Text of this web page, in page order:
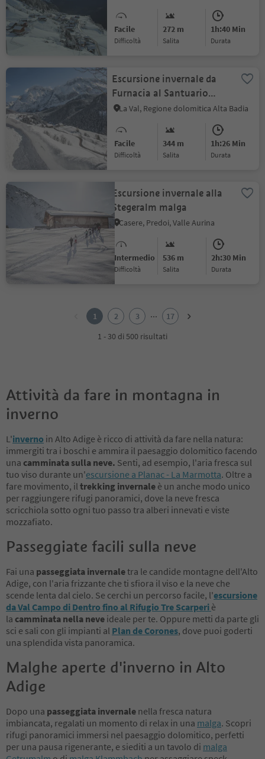
Facile
Difficoltà
272 m
Salita
1h:40 Min
durata
Escursione invernale da
Furnacia al Santuario
Santa Croce
La Val, Regione dolomitica Alta Badia
Facile
Difficoltà
344 m
Salita
1h:26 Min
durata
Escursione invernale alla
Stegeralm malga
Casere, Predoi, Valle Aurina
Intermedio
Difficoltà
536 m
Salita
2h:30 Min
durata
9
10
11
13
14
15
16
17
1 2 3 ...
17
1 - 30 di 500 risultati
Attività da fare in montagna in
inverno
L'inverno in Alto Adige è ricco di attività da fare nella natura:
immergiti tra i boschi e ammira il paesaggio dolomitico facendo
una camminata sulla neve. Senti, ad esempio, l'aria fresca sul
tuo viso durante un'escursione a Planac - La Marmotta. Oltre a
fare movimento, il trekking invernale è un anche modo unico
per raggiungere rifugi panoramici, dove la neve fresca
scricchiola sotto ogni tuo passo tra alberi innevati e viste
mozzafiato.
Passeggiate facili sulla neve
Fai una passeggiata invernaletra le candide montagne dell'Alto
Adige, con l'aria frizzante che ti sfiora il viso e la neve che
scende lenta dal cielo. Se cerchi un percorso facile, l'escursione
da Val Campo di Dentro fino al Rifugio Tre Scarperi è
la camminata nella neve ideale per te. Oppure metti da parte gli
sci e sali con gli impianti al Plan de Corones, dove puoi goderti
una splendida vista panoramica.
Malghe aperte d'inverno in Alto
Adige
Dopo una passeggiata invernale nella fresca natura
imbiancata, regalati un momento di relax in una malga. Scopri
rifugi panoramici immersi nel paesaggio dolomitico, perfetti
per una pausa rigenerante, e siediti a un tavolo di malga